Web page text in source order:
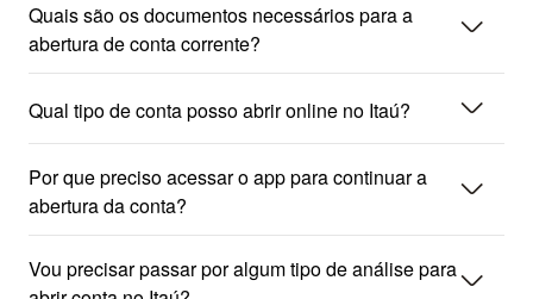
Quais são os documentos necessários para a
abertura de conta corrente?
seta_baixo
Qual tipo de conta posso abrir online no Itaú? seta_baixo
Por que preciso acessar o app para continuar a
abertura da conta?
seta_baixo
Vou precisar passar por algum tipo de análise paraseta_baixo